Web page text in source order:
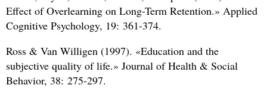
Effect of Overlearning on Long-Term Retention.» Applied
Cognitive Psychology, 19: 361-374.
Ross & Van Willigen (1997). «Education and the
subjective quality of life.» Journal of Health & Social
Behavior, 38: 275-297.